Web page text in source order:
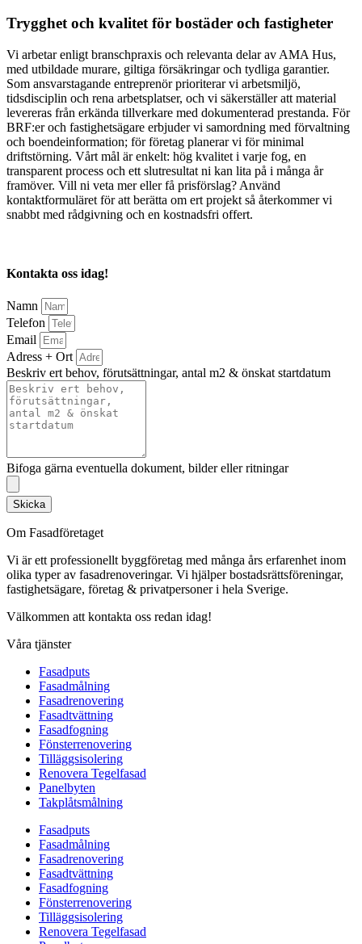
Trygghet och kvalitet för bostäder och fastigheter
Vi arbetar enligt branschpraxis och relevanta delar av AMA Hus,
med utbildade murare, giltiga försäkringar och tydliga garantier.
Som ansvarstagande entreprenör prioriterar vi arbetsmiljö,
tidsdisciplin och rena arbetsplatser, och vi säkerställer att material
levereras från erkända tillverkare med dokumenterad prestanda. För
BRF:er och fastighetsägare erbjuder vi samordning med förvaltning
och boendeinformation; för företag planerar vi för minimal
driftstörning. Vårt mål är enkelt: hög kvalitet i varje fog, en
transparent process och ett slutresultat ni kan lita på i många år
framöver. Vill ni veta mer eller få prisförslag? Använd
kontaktformuläret för att berätta om ert projekt så återkommer vi
snabbt med rådgivning och en kostnadsfri offert.
Kontakta oss idag!
Namn
Telefon
Email
Adress + Ort
Beskriv ert behov, förutsättningar, antal m2 & önskat startdatum
Bifoga gärna eventuella dokument, bilder eller ritningar
Skicka
Om Fasadföretaget
Vi är ett professionellt byggföretag med många års erfarenhet inom
olika typer av fasadrenoveringar. Vi hjälper bostadsrättsföreningar,
fastighetsägare, företag & privatpersoner i hela Sverige.
Välkommen att kontakta oss redan idag!
Våra tjänster
Fasadputs
Fasadmålning
Fasadrenovering
Fasadtvättning
Fasadfogning
Fönsterrenovering
Tilläggsisolering
Renovera Tegelfasad
Panelbyten
Takplåtsmålning
Fasadputs
Fasadmålning
Fasadrenovering
Fasadtvättning
Fasadfogning
Fönsterrenovering
Tilläggsisolering
Renovera Tegelfasad